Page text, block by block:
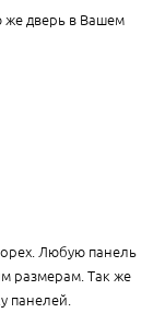
же дверь в Вашем
орех. Любую панель
размерам. Так же
панелей.